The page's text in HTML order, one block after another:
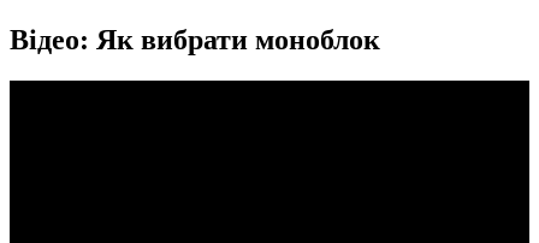
Відео: Як вибрати моноблок